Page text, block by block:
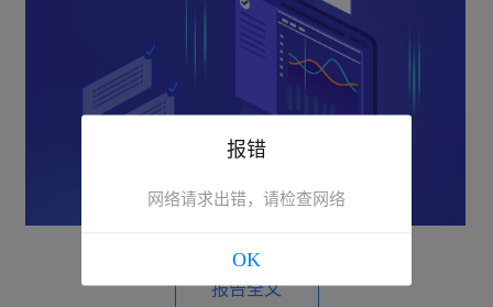
报告全文
报错
网络请求出错，请检查网络
OK